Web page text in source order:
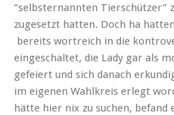
“selbsternannten Tierschützer”
zugesetzt hatten. Doch ha
bereits wortreich in die
eingeschaltet, die Lady gar als
gefeiert und sich danach
im eigenen Wahlkreis erlegt
hätte hier nix zu suchen, befand